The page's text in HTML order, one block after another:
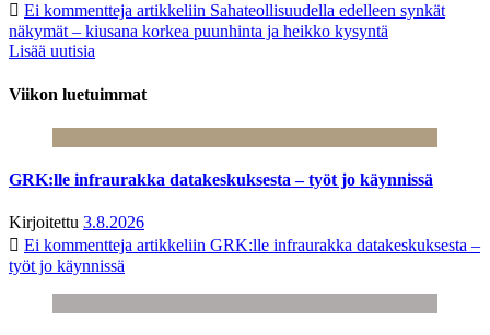
Ei kommentteja artikkeliin Sahateollisuudella edelleen synkät
näkymät – kiusana korkea puunhinta ja heikko kysyntä
Lisää uutisia
Viikon luetuimmat
GRK:lle infraurakka datakeskuksesta – työt jo käynnissä
Kirjoitettu 3.8.2026
Ei kommentteja artikkeliin GRK:lle infraurakka datakeskuksesta –
työt jo käynnissä